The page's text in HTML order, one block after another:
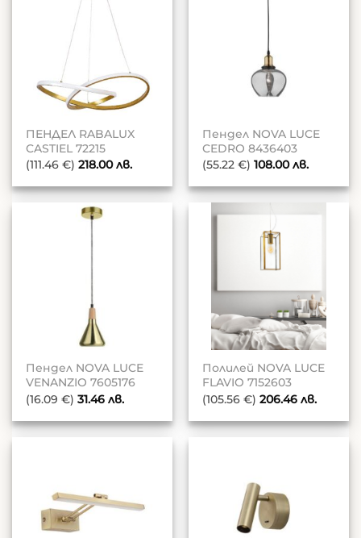
ПЕНДЕЛ RABALUX
CASTIEL 72215
(111.46 €) 218.00лв.
Пендел NOVA LUCE
CEDRO 8436403
(55.22 €) 108.00лв.
Пендел NOVA LUCE
VENANZIO 7605176
(16.09 €) 31.46лв.
Полилей NOVA LUCE
FLAVIO 7152603
(105.56 €) 206.46лв.